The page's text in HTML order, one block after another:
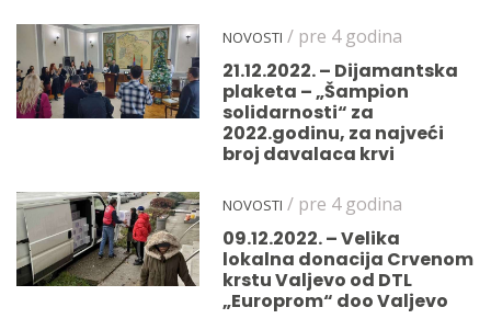
NOVOSTI / pre 4 godina
21.12.2022. – Dijamantska
plaketa – „Šampion
solidarnosti“ za
2022.godinu, za najveći
broj davalaca krvi
NOVOSTI / pre 4 godina
09.12.2022. – Velika
lokalna donacija Crvenom
krstu Valjevo od DTL
„Europrom“ doo Valjevo